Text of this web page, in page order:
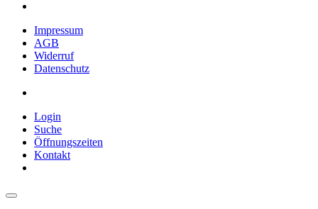
Impressum
AGB
Widerruf
Datenschutz
Login
Suche
Öffnungszeiten
Kontakt